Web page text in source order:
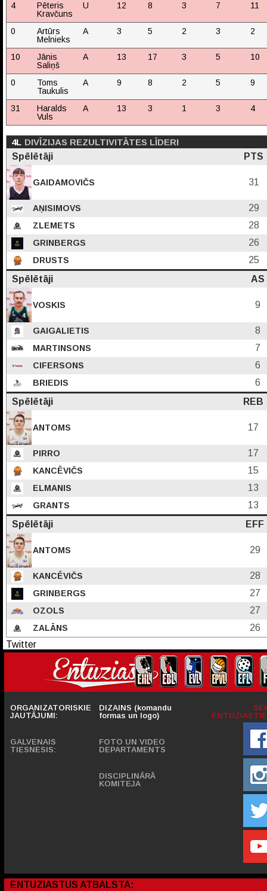
4
Pēteris
Kravčuns
U 12 8 3 7 11
0
Artūrs
Melnieks
A 3 5 2 3 2
10
Jānis
Saliņš
A 13 17 3 5 10
0
Toms
Taukulis
A 9 8 2 5 9
31
Haralds
Vuls
A 13 3 1 3 4
4L DIVĪZIJAS REZULTIVITĀTES LĪDERI
Spēlētāji
PTS
GAIDAMOVIČS 31
AŅISIMOVS 29
ZLEMETS 28
GRINBERGS 26
DRUSTS
25
Spēlētāji
AS
VOSKIS 9
GAIGALIETIS 8
MARTINSONS 7
CIFERSONS 6
BRIEDIS
6
Spēlētāji
REB
ANTOMS 17
PIRRO 17
KANCĒVIČS 15
ELMANIS 13
GRANTS
13
Spēlētāji
EFF
ANTOMS 29
KANCĒVIČS 28
GRINBERGS 27
OZOLS 27
ZALĀNS
26
Twitter
ORGANIZATORISKIE
JAUTĀJUMI:
GALVENAIS
TIESNESIS:
DIZAINS (komandu
formas un logo)
FOTO UN VIDEO
DEPARTAMENTS
DISCIPLINĀRĀ
KOMITEJA
ENTUZIASTUS ATBALSTA: